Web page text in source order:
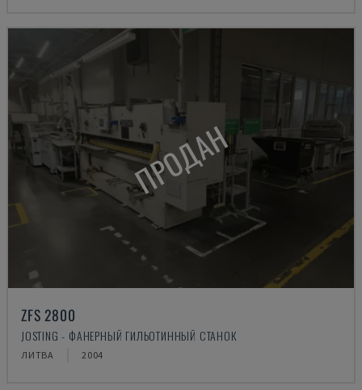
ПРОДАН
ZFS 2800
JOSTING - ФАНЕРНЫЙ ГИЛЬОТИННЫЙ СТАНОК
ЛИТВА 2004